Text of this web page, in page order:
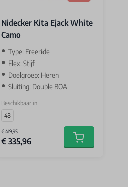
Nidecker Kita Ejack White
Camo
Type: Freeride
Flex: Stijf
Doelgroep: Heren
Sluiting: Double BOA
Beschikbaar in
43
€ 419,95
€ 335,96 Add to cart